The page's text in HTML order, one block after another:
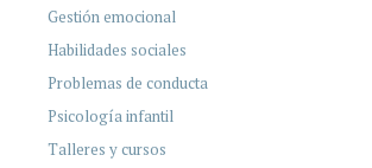
Gestión emocional
Habilidades sociales
Problemas de conducta
Psicología infantil
Talleres y cursos